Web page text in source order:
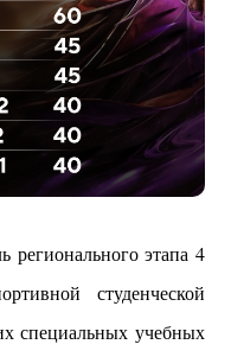
регионального этапа 4
студенческой
специальных учебных